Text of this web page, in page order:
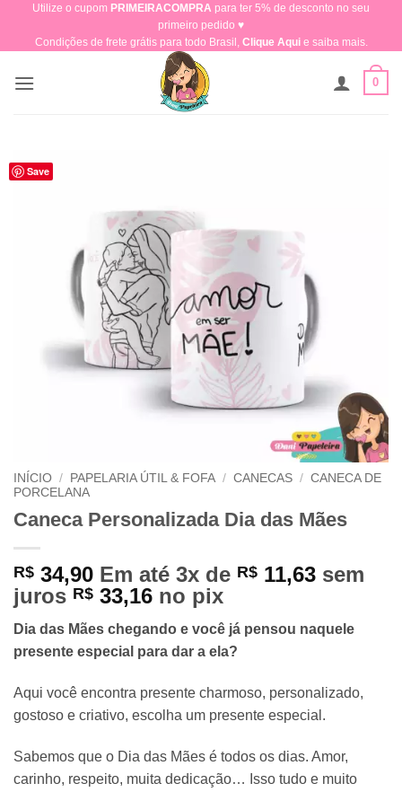
content
Utilize o cupom PRIMEIRACOMPRA para ter 5% de desconto no seu
primeiro pedido ♥​
Condições de frete grátis para todo Brasil, Clique Aquie saiba mais.
0
Save
INÍCIO / PAPELARIA ÚTIL & FOFA / CANECAS / CANECA DE
PORCELANA
Caneca Personalizada Dia das Mães
R$ 34,90 Em até 3x de R$ 11,63 sem
juros R$ 33,16 no pix
Dia das Mães chegando e você já pensou naquele
presente especial para dar a ela?
Aqui você encontra presente charmoso, personalizado,
gostoso e criativo, escolha um presente especial.
Sabemos que o Dia das Mães é todos os dias. Amor,
carinho, respeito, muita dedicação… Isso tudo e muito